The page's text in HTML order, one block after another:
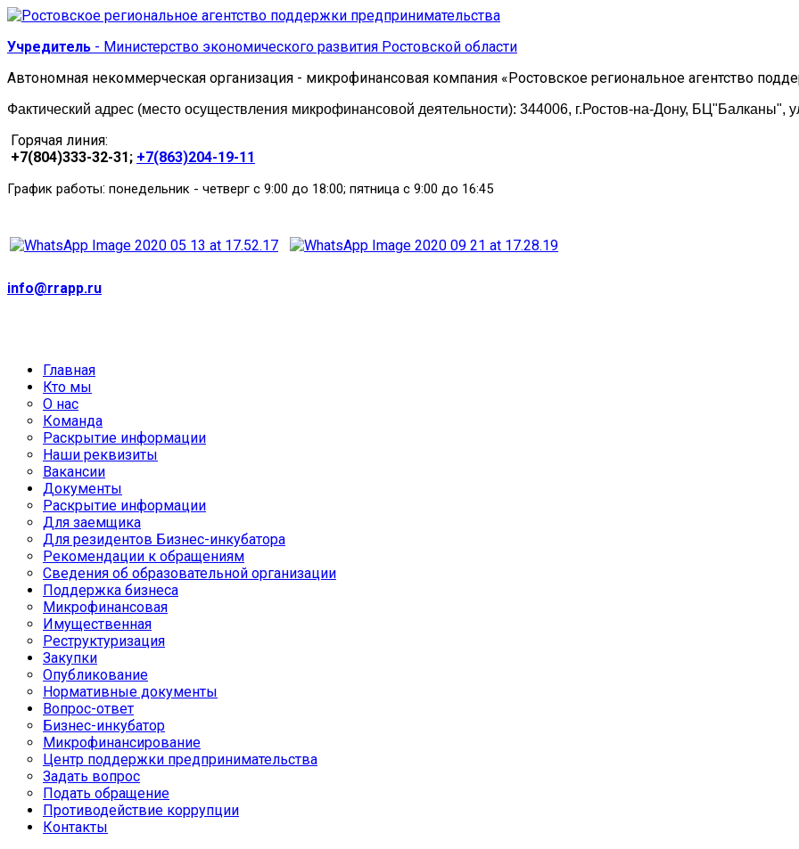
Учредитель - Министерство экономического развития Ростовской области
Автономная некоммерческая организация - микрофинансовая компания «Ростовское региональное агентство
Фактический адрес (место осуществления микрофинансовой деятельности): 344006, г.Ростов-на-Дону, БЦ"Балканы",
Горячая линия:
+7(804)333-32-31; +7(863)204-19-11
График работы: понедельник - четверг с 9:00 до 18:00; пятница с 9:00 до 16:45
info@rrapp.ru
Главная
Кто мы
О нас
Команда
Раскрытие информации
Наши реквизиты
Вакансии
Документы
Раскрытие информации
Для заемщика
Для резидентов Бизнес-инкубатора
Рекомендации к обращениям
Сведения об образовательной организации
Поддержка бизнеса
Микрофинансовая
Имущественная
Реструктуризация
Закупки
Опубликование
Нормативные документы
Вопрос-ответ
Бизнес-инкубатор
Микрофинансирование
Центр поддержки предпринимательства
Задать вопрос
Подать обращение
Противодействие коррупции
Контакты